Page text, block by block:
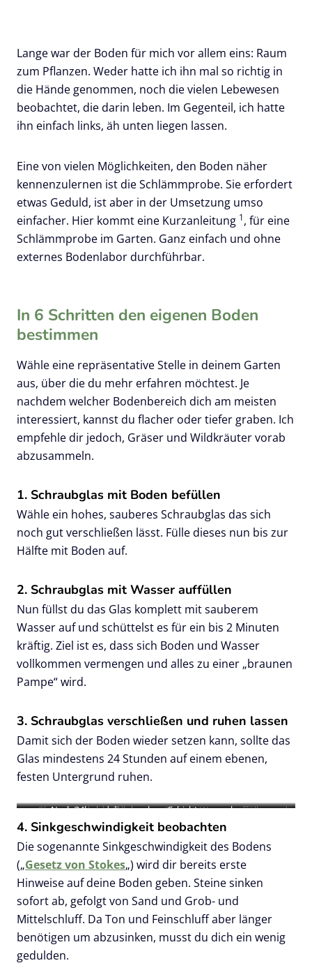
Lange war der Boden für mich vor allem eins: Raum
zum Pflanzen. Weder hatte ich ihn mal so richtig in
die Hände genommen, noch die vielen Lebewesen
beobachtet, die darin leben. Im Gegenteil, ich hatte
ihn einfach links, äh unten liegen lassen.
Eine von vielen Möglichkeiten, den Boden näher
kennenzulernen ist die Schlämmprobe. Sie erfordert
etwas Geduld, ist aber in der Umsetzung umso
einfacher. Hier kommt eine Kurzanleitung 1, für eine
Schlämmprobe im Garten. Ganz einfach und ohne
externes Bodenlabor durchführbar.
In 6 Schritten den eigenen Boden
bestimmen
Wähle eine repräsentative Stelle in deinem Garten
aus, über die du mehr erfahren möchtest. Je
nachdem welcher Bodenbereich dich am meisten
interessiert, kannst du flacher oder tiefer graben. Ich
empfehle dir jedoch, Gräser und Wildkräuter vorab
abzusammeln.
1. Schraubglas mit Boden befüllen
Wähle ein hohes, sauberes Schraubglas das sich
noch gut verschließen lässt. Fülle dieses nun bis zur
Hälfte mit Boden auf.
2. Schraubglas mit Wasser auffüllen
Nun füllst du das Glas komplett mit sauberem
Wasser auf und schüttelst es für ein bis 2 Minuten
kräftig. Ziel ist es, dass sich Boden und Wasser
vollkommen vermengen und alles zu einer „braunen
Pampe“ wird.
3. Schraubglas verschließen und ruhen lassen
Damit sich der Boden wieder setzen kann, sollte das
Glas mindestens 24 Stunden auf einem ebenen,
festen Untergrund ruhen.
Glas mit Boden befüllen
Glas mit Wasser auffüllen und
schütteln
Nach 24h sind die einzelnen Schichten zu erkennen
4. Sinkgeschwindigkeit beobachten
Die sogenannte Sinkgeschwindigkeit des Bodens
(„Gesetz von Stokes„) wird dir bereits erste
Hinweise auf deine Boden geben. Steine sinken
sofort ab, gefolgt von Sand und Grob- und
Mittelschluff. Da Ton und Feinschluff aber länger
benötigen um abzusinken, musst du dich ein wenig
gedulden.